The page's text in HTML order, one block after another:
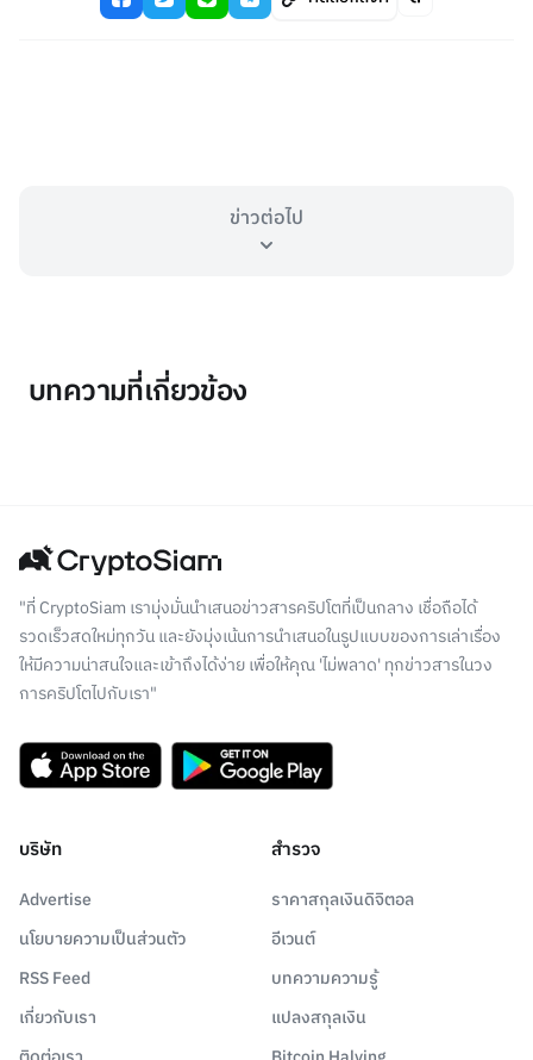
ข่าวต่อไป
บทความที่เกี่ยวข้อง
"ที่ CryptoSiam เรามุ่งมั่นนำเสนอข่าวสารคริปโตที่เป็นกลาง เชื่อถือได้
รวดเร็วสดใหม่ทุกวัน และยังมุ่งเน้นการนำเสนอในรูปแบบของการเล่าเรื่อง
ให้มีความน่าสนใจและเข้าถึงได้ง่าย เพื่อให้คุณ 'ไม่พลาด' ทุกข่าวสารในวง
การคริปโตไปกับเรา"
บริษัท
Advertise
นโยบายความเป็นส่วนตัว
RSS Feed
เกี่ยวกับเรา
สำรวจ
ราคาสกุลเงินดิจิตอล
อีเวนต์
บทความความรู้
แปลงสกุลเงิน